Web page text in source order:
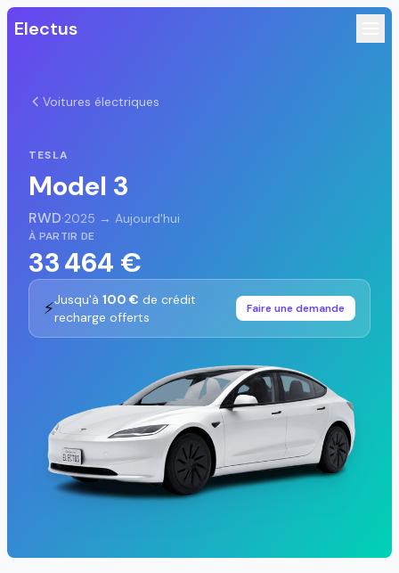
Electus
Voitures électriques
TESLA
Model 3
RWD·2025 → Aujourd'hui
À PARTIR DE
33 464 €
⚡Jusqu'à 100 € de crédit
recharge offerts
Faire une demande